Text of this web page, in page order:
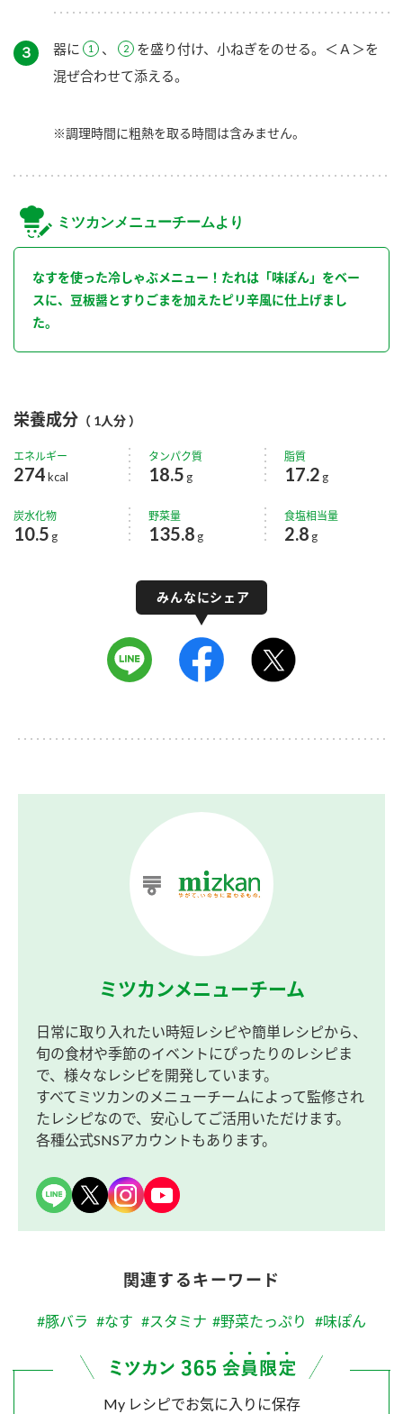
３ 器に 、
を盛り付け、小ねぎをのせる。＜Ａ＞を
混ぜ合わせて添える。
※調理時間に粗熱を取る時間は含みません。
ミツカンメニューチームより
なすを使った冷しゃぶメニュー！たれは「味ぽん」をベー
スに、豆板醤とすりごまを加えたピリ辛風に仕上げまし
た。
栄養成分 （ 1人分 ）
エネルギー
274kcal
タンパク質
18.5 g
脂質
17.2 g
炭水化物
10.5 g
野菜量
135.8 g
食塩相当量
2.8 g
ミツカンメニューチーム
日常に取り入れたい時短レシピや簡単レシピから、
旬の食材や季節のイベントにぴったりのレシピま
で、様々なレシピを開発しています。
すべてミツカンのメニューチームによって監修され
たレシピなので、安心してご活用いただけます。
各種公式SNSアカウントもあります。
関連するキーワード
#豚バラ #なす #スタミナ #野菜たっぷり #味ぽん
My レシピでお気に入りに保存